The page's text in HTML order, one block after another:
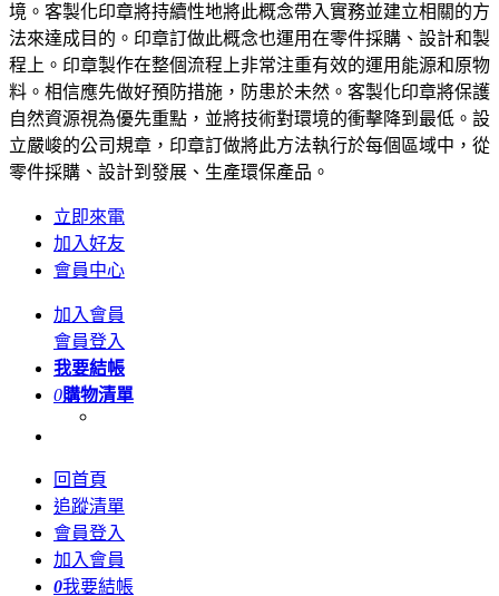
境。客製化印章將持續性地將此概念帶入實務並建立相關的方
法來達成目的。印章訂做此概念也運用在零件採購、設計和製
程上。印章製作在整個流程上非常注重有效的運用能源和原物
料。相信應先做好預防措施，防患於未然。客製化印章將保護
自然資源視為優先重點，並將技術對環境的衝擊降到最低。設
立嚴峻的公司規章，印章訂做將此方法執行於每個區域中，從
零件採購、設計到發展、生產環保產品。
立即來電
加入好友
會員中心
加入會員
會員登入
我要結帳
0購物清單
回首頁
追蹤清單
會員登入
加入會員
0我要結帳